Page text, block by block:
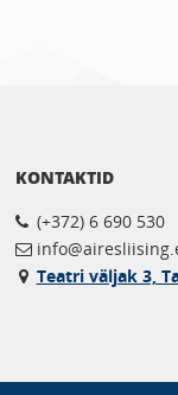
KONTAKTID
(+372) 6 690 530
Teatri väljak 3,